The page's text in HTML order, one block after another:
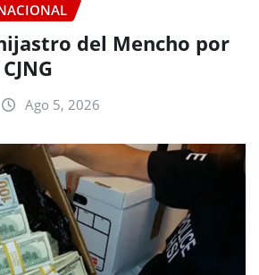
del Mencho por
Ago 5, 2026